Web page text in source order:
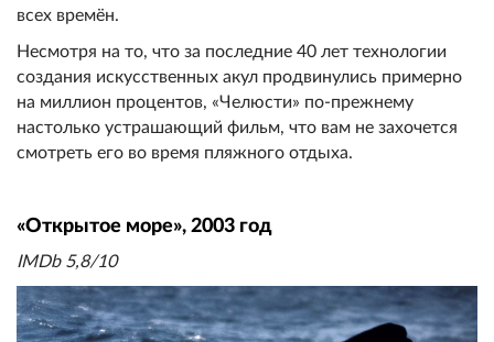
всех времён.
Несмотря на то, что за последние 40 лет технологии
создания искусственных акул продвинулись примерно
на миллион процентов, «Челюсти» по-прежнему
настолько устрашающий фильм, что вам не захочется
смотреть его во время пляжного отдыха.
«Открытое море», 2003 год
IMDb 5,8/10